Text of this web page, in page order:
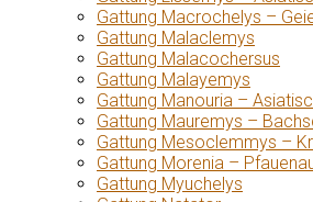
Gattung Macrochelys –
Gattung Malaclemys
Gattung Malacochersus
Gattung Malayemys
Gattung Manouria –
Gattung Mauremys –
Gattung Mesoclemmys –
Gattung Morenia –
Gattung Myuchelys